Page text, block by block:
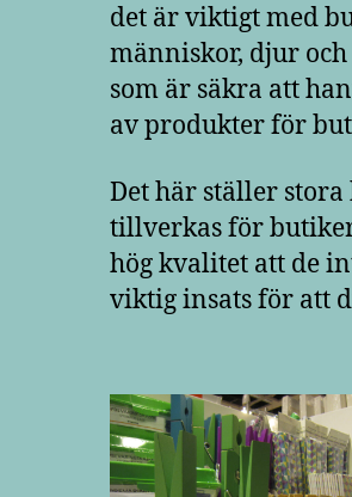
det är viktigt med
människor, djur
som är säkra att
av produkter för
Det här ställer
tillverkas för
hög kvalitet att de
viktig insats för att